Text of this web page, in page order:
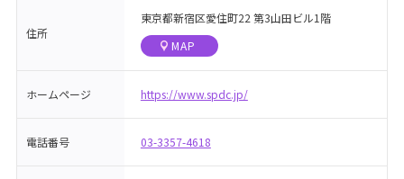
住所
東京都新宿区愛住町22 第3山田ビル1階
MAP
ホームページ https://www.spdc.jp/
電話番号 03-3357-4618